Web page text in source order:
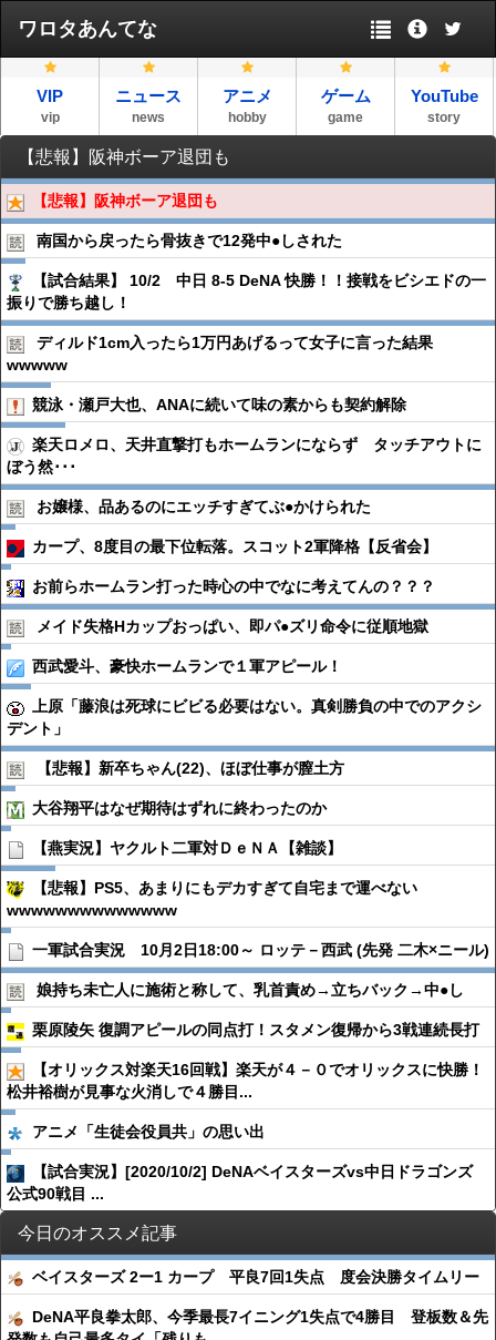
ワロタあんてな
VIP
vip
ニュース
news
アニメ
hobby
ゲーム
game
YouTube
story
【悲報】阪神ボーア退団も
【悲報】阪神ボーア退団も
南国から戻ったら骨抜きで12発中●︎しされた
【試合結果】 10/2 中日 8-5 DeNA 快勝！！接戦をビシエドの一
振りで勝ち越し！
ディルド1cm入ったら1万円あげるって女子に言った結果
wwwww
競泳・瀬戸大也、ANAに続いて味の素からも契約解除
楽天ロメロ、天井直撃打もホームランにならず タッチアウトに
ぼう然･･･
お嬢様、品あるのにエッチすぎてぶ●︎かけられた
カープ、8度目の最下位転落。スコット2軍降格【反省会】
お前らホームラン打った時心の中でなに考えてんの？？？
メイド失格Hカップおっぱい、即パ●︎ズリ命令に従順地獄
西武愛斗、豪快ホームランで１軍アピール！
上原「藤浪は死球にビビる必要はない。真剣勝負の中でのアクシ
デント」
【悲報】新卒ちゃん(22)、ほぼ仕事が膣土方
大谷翔平はなぜ期待はずれに終わったのか
【燕実況】ヤクルト二軍対ＤｅＮＡ【雑談】
【悲報】PS5、あまりにもデカすぎて自宅まで運べない
wwwwwwwwwwwwww
一軍試合実況 10月2日18:00～ ロッテ－西武 (先発 二木×ニール)
娘持ち未亡人に施術と称して、乳首責め→立ちバック→中●︎し
栗原陵矢 復調アピールの同点打！スタメン復帰から3戦連続長打
【オリックス対楽天16回戦】楽天が４－０でオリックスに快勝！
松井裕樹が見事な火消しで４勝目...
アニメ「生徒会役員共」の思い出
【試合実況】[2020/10/2] DeNAベイスターズvs中日ドラゴンズ
公式90戦目 ...
今日のオススメ記事
ベイスターズ 2ー1 カープ 平良7回1失点 度会決勝タイムリー
DeNA平良拳太郎、今季最長7イニング1失点で4勝目 登板数＆先